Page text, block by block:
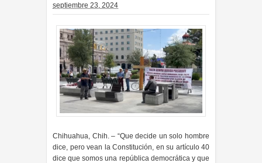
septiembre 23, 2024
Chihuahua, Chih. – “Que decide un solo hombre
dice, pero vean la Constitución, en su artículo 40
dice que somos una república democrática y que